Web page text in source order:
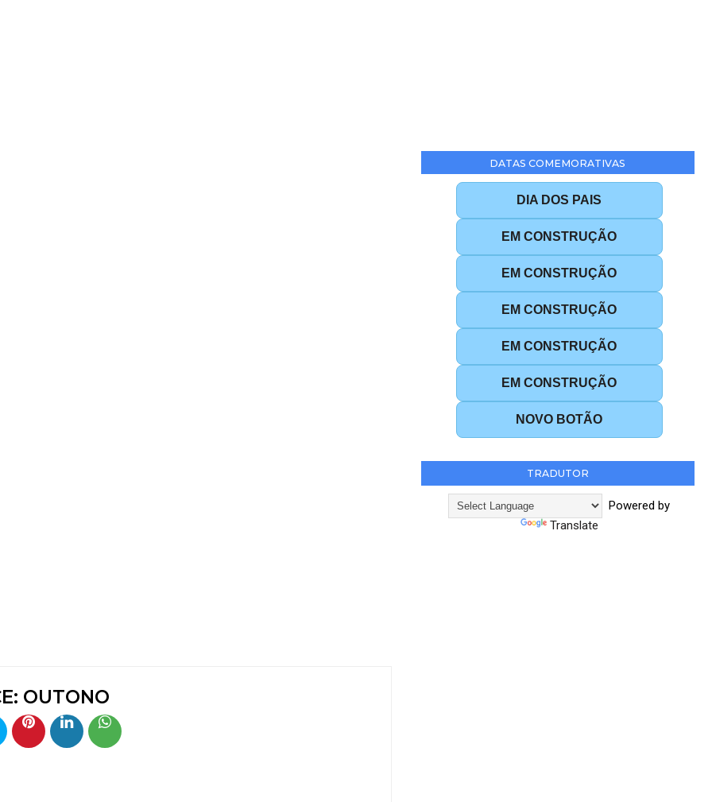
OUTONO
DATAS COMEMORATIVAS
DIA DOS PAIS
EM CONSTRUÇÃO
EM CONSTRUÇÃO
EM CONSTRUÇÃO
EM CONSTRUÇÃO
EM CONSTRUÇÃO
NOVO BOTÃO
TRADUTOR
Powered by
Translate